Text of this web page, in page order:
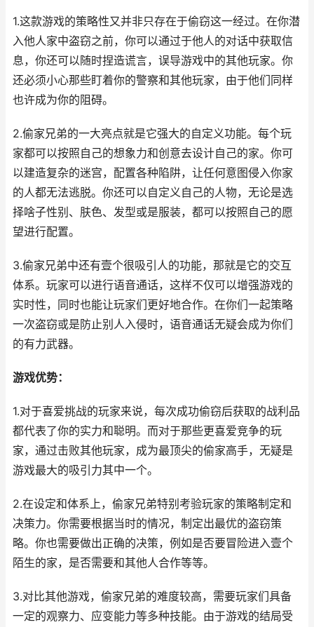
1.这款游戏的策略性又并非只存在于偷窃这一经过。在你潜
入他人家中盗窃之前，你可以通过于他人的对话中获取信
息，你还可以随时捏造谎言，误导游戏中的其他玩家。你
还必须小心那些盯着你的警察和其他玩家，由于他们同样
也许成为你的阻碍。
2.偷家兄弟的一大亮点就是它强大的自定义功能。每个玩
家都可以按照自己的想象力和创意去设计自己的家。你可
以建造复杂的迷宫，配置各种陷阱，让任何意图侵入你家
的人都无法逃脱。你还可以自定义自己的人物，无论是选
择啥子性别、肤色、发型或是服装，都可以按照自己的愿
望进行配置。
3.偷家兄弟中还有壹个很吸引人的功能，那就是它的交互
体系。玩家可以进行语音通话，这样不仅可以增强游戏的
实时性，同时也能让玩家们更好地合作。在你们一起策略
一次盗窃或是防止别人入侵时，语音通话无疑会成为你们
的有力武器。
游戏优势：
1.对于喜爱挑战的玩家来说，每次成功偷窃后获取的战利品
都代表了你的实力和聪明。而对于那些更喜爱竞争的玩
家，通过击败其他玩家，成为最顶尖的偷家高手，无疑是
游戏最大的吸引力其中一个。
2.在设定和体系上，偷家兄弟特别考验玩家的策略制定和
决策力。你需要根据当时的情况，制定出最优的盗窃策
略。你也需要做出正确的决策，例如是否要冒险进入壹个
陌生的家，是否需要和其他人合作等等。
3.对比其他游戏，偷家兄弟的难度较高，需要玩家们具备
一定的观察力、应变能力等多种技能。由于游戏的结局受